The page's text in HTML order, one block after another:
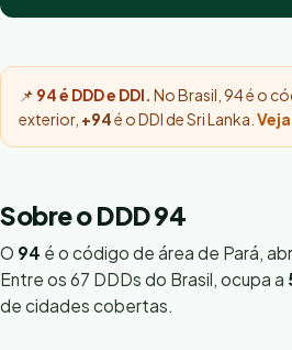
📌 94 é DDD e DDI. No Brasil, 94 é o
exterior, +94é o DDI de Sri Lanka.
Sobre o DDD 94
O 94 é o código de área de Pará,
Entre os 67 DDDs do Brasil, ocupa a
de cidades cobertas.